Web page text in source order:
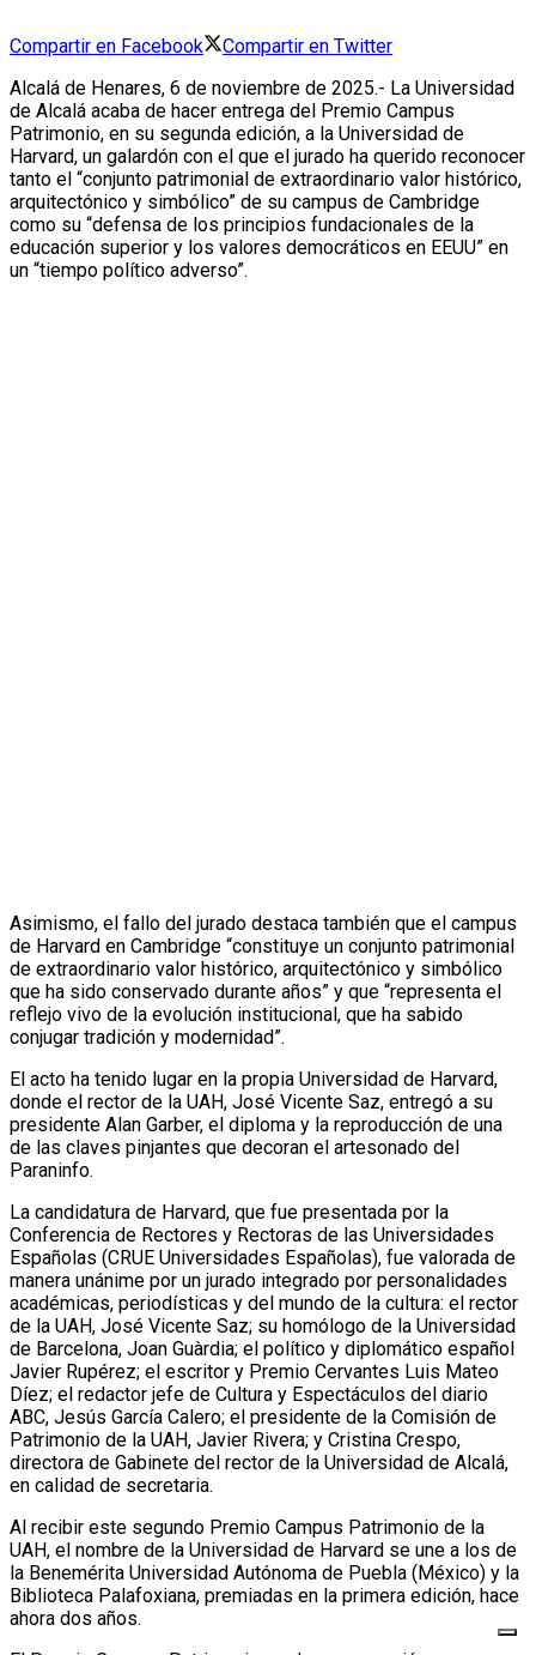
Compartir en Facebook
Compartir en Twitter
Alcalá de Henares, 6 de noviembre de 2025.- La Universidad
de Alcalá acaba de hacer entrega del Premio Campus
Patrimonio, en su segunda edición, a la Universidad de
Harvard, un galardón con el que el jurado ha querido reconocer
tanto el “conjunto patrimonial de extraordinario valor histórico,
arquitectónico y simbólico” de su campus de Cambridge
como su “defensa de los principios fundacionales de la
educación superior y los valores democráticos en EEUU” en
un “tiempo político adverso”.
Asimismo, el fallo del jurado destaca también que el campus
de Harvard en Cambridge “constituye un conjunto patrimonial
de extraordinario valor histórico, arquitectónico y simbólico
que ha sido conservado durante años” y que “representa el
reflejo vivo de la evolución institucional, que ha sabido
conjugar tradición y modernidad”.
El acto ha tenido lugar en la propia Universidad de Harvard,
donde el rector de la UAH, José Vicente Saz, entregó a su
presidente Alan Garber, el diploma y la reproducción de una
de las claves pinjantes que decoran el artesonado del
Paraninfo.
La candidatura de Harvard, que fue presentada por la
Conferencia de Rectores y Rectoras de las Universidades
Españolas (CRUE Universidades Españolas), fue valorada de
manera unánime por un jurado integrado por personalidades
académicas, periodísticas y del mundo de la cultura: el rector
de la UAH, José Vicente Saz; su homólogo de la Universidad
de Barcelona, Joan Guàrdia; el político y diplomático español
Javier Rupérez; el escritor y Premio Cervantes Luis Mateo
Díez; el redactor jefe de Cultura y Espectáculos del diario
ABC, Jesús García Calero; el presidente de la Comisión de
Patrimonio de la UAH, Javier Rivera; y Cristina Crespo,
directora de Gabinete del rector de la Universidad de Alcalá,
en calidad de secretaria.
Al recibir este segundo Premio Campus Patrimonio de la
UAH, el nombre de la Universidad de Harvard se une a los de
la Benemérita Universidad Autónoma de Puebla (México) y la
Biblioteca Palafoxiana, premiadas en la primera edición, hace
ahora dos años.